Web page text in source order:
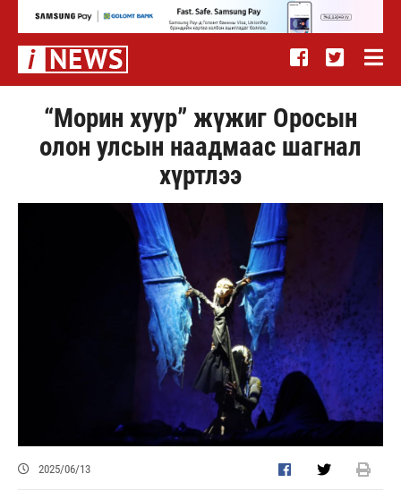
“Морин хуур” жүжиг Оросын
олон улсын наадмаас шагнал
хүртлээ
2025/06/13